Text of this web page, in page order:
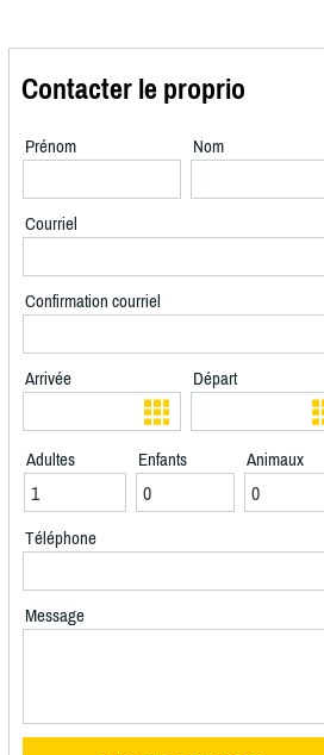
Contacter le proprio
Prénom Nom
Courriel
Confirmation courriel
Arrivée Départ
Adultes Enfants Animaux
Téléphone
Message